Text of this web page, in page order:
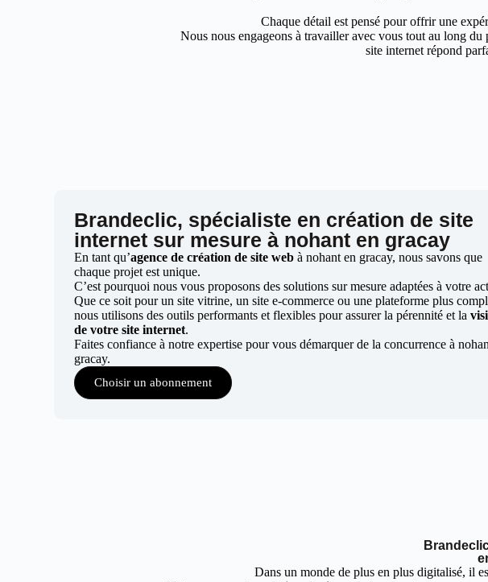
Chaque détail est pensé pour offrir une
Nous nous engageons à travailler avec vous tout au long
site internet répond
Brandeclic, spécialiste en création de site
internet sur mesure à nohant en gracay
En tant qu’agence de création de site web à nohant en gracay, nous savons que
chaque projet est unique.
C’est pourquoi nous vous proposons des solutions sur mesure adaptées à votre
Que ce soit pour un site vitrine, un site e-commerce ou une plateforme plus
nous utilisons des outils performants et flexibles pour assurer la pérennité et la
de votre site internet.
Faites confiance à notre expertise pour vous démarquer de la concurrence à
gracay.
Choisir un abonnement
Dans un monde de plus en plus digitalisé, il